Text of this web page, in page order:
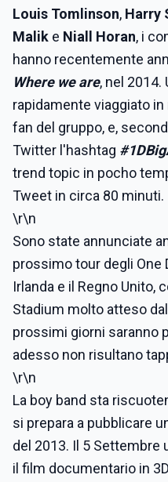
Louis Tomlinson, Harry
Malik e Niall Horan, i
hanno recentemente
Where we are, nel 2014.
rapidamente viaggiato
fan del gruppo, e,
Twitter l'hashtag
trend topic in pocho
Tweet in circa 80 minuti.
\r\n
Sono state annunciate
prossimo tour degli One
Irlanda e il Regno Unito,
Stadium molto atteso
prossimi giorni saranno
adesso non risultano
\r\n
La boy band sta
si prepara a pubblicare
del 2013. Il 5 Settembre
il film documentario in 3D